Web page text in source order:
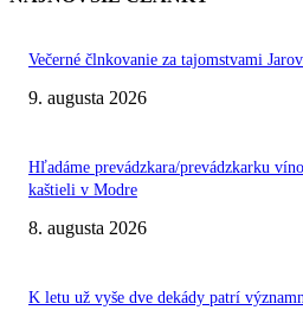
Večerné člnkovanie za tajomstvami
9. augusta 2026
Hľadáme prevádzkara/prevádzkarku
kaštieli v Modre
8. augusta 2026
K letu už vyše dve dekády patrí